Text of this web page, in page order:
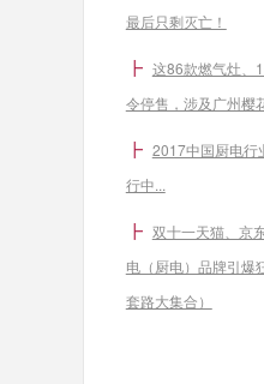
最后只剩灭亡！
┣ 这86款燃气灶、
令停售，涉及广州樱
┣ 2017中国厨电行
行中...
┣ 双十一天猫、京
电（厨电）品牌引爆
套路大集合）